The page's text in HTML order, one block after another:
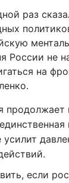
раз
России не
на
продолжает
если